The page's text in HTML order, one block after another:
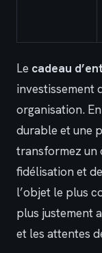
Le cadeau
investissement
organisation.
durable et une
transformez un
fidélisation et
l’objet le plus
plus justement
et les attentes